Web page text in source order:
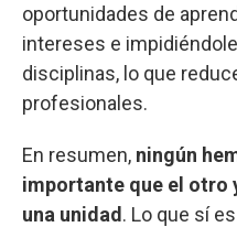
oportunidades de
intereses e
disciplinas, lo que
profesionales.
En resumen, ningún
importante que el otro
una unidad . Lo que sí